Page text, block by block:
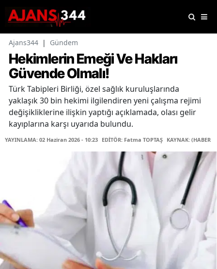
Ajans344 | Gündem
Hekimlerin Emeği Ve Hakları
Güvende Olmalı!
Türk Tabipleri Birliği, özel sağlık kuruluşlarında
yaklaşık 30 bin hekimi ilgilendiren yeni çalışma rejimi
değişikliklerine ilişkin yaptığı açıklamada, olası gelir
kayıplarına karşı uyarıda bulundu.
YAYINLAMA: 02 Haziran 2026 - 10:23 EDİTÖR: Fatma TOPTAŞ KAYNAK: (HABER